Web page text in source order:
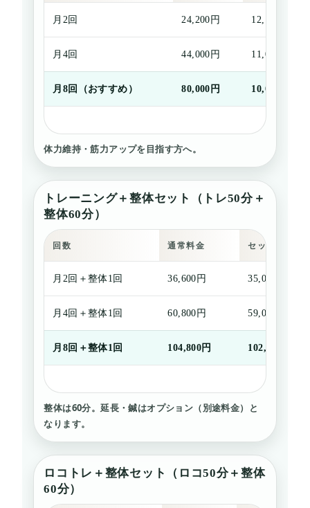
月2回 24,200円 12,100円
月4回 44,000円 11,000円
月8回（おすすめ） 80,000円 10,000円
体力維持・筋力アップを目指す方へ。
トレーニング＋整体セット（トレ50分＋
整体60分）
回数 通常料金 セット料金
月2回＋整体1回 36,600円 35,000円
月4回＋整体1回 60,800円 59,000円
月8回＋整体1回 104,800円 102,000円
整体は60分。延長・鍼はオプション（別途料金）と
なります。
ロコトレ＋整体セット（ロコ50分＋整体
60分）